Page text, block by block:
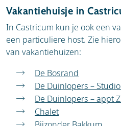
Vakantiehuisje in
In Castricum kun je ook een
een particuliere host. Zie
van vakantiehuizen:
De Bosrand
De Duinlopers –
De Duinlopers – appt
Chalet